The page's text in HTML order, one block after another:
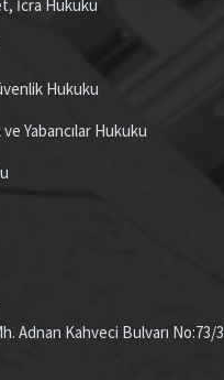
İcra Hukuku
Hukuku
Yabancılar Hukuku
Adnan Kahveci Bulvarı